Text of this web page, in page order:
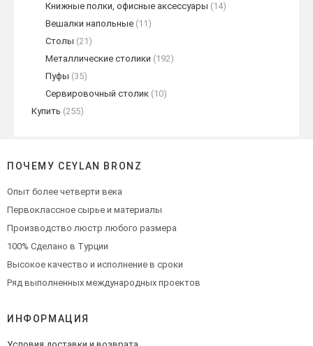
Книжные полки, офисные аксессуары (14)
Вешалки напольные (11)
Столы (21)
Металлические столики (192)
Пуфы (35)
Сервировочный столик (10)
Купить (255)
ПОЧЕМУ CEYLAN BRONZ
Опыт более четверти века
Первоклассное сырье и материалы
Производство люстр любого размера
100% Сделано в Турции
Высокое качество и исполнение в сроки
Ряд выполненных международных проектов
ИНФОРМАЦИЯ